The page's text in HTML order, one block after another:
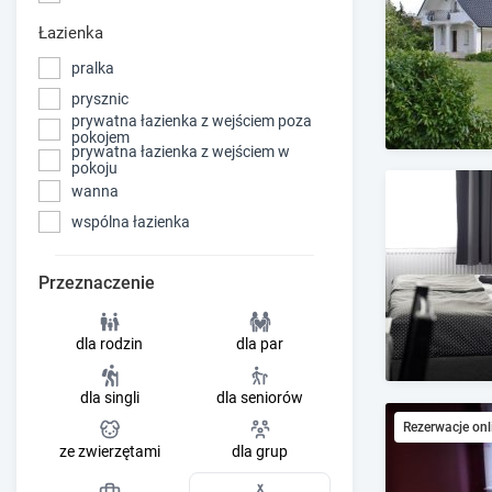
Łazienka
pralka
prysznic
prywatna łazienka z wejściem poza
pokojem
prywatna łazienka z wejściem w
pokoju
wanna
wspólna łazienka
Przeznaczenie
dla rodzin dla par
dla singli dla seniorów
ze zwierzętami dla grup
Rezerwacje